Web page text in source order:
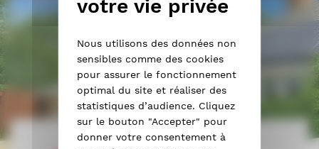
Nous utilisons des données non
sensibles comme des cookies
pour assurer le fonctionnement
optimal du site et réaliser des
statistiques d’audience. Cliquez
sur le bouton "Accepter" pour
donner votre consentement à